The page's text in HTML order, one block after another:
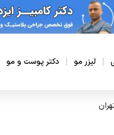
لیزر مو دکتر پوست و مو